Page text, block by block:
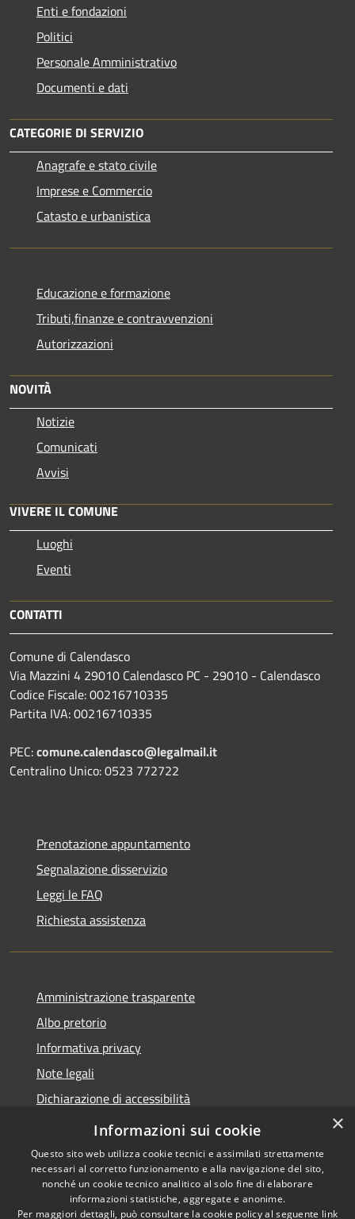
Enti e fondazioni
Politici
Personale Amministrativo
Documenti e dati
CATEGORIE DI SERVIZIO
Anagrafe e stato civile
Imprese e Commercio
Catasto e urbanistica
Educazione e formazione
Tributi,finanze e contravvenzioni
Autorizzazioni
NOVITÀ
Notizie
Comunicati
Avvisi
VIVERE IL COMUNE
Luoghi
Eventi
CONTATTI
Comune di Calendasco
Via Mazzini 4 29010 Calendasco PC - 29010 - Calendasco
Codice Fiscale: 00216710335
Partita IVA: 00216710335
PEC:comune.calendasco@legalmail.it
Centralino Unico: 0523 772722
Prenotazione appuntamento
Segnalazione disservizio
Leggi le FAQ
Richiesta assistenza
Amministrazione trasparente
Albo pretorio
Informativa privacy
Note legali
Dichiarazione di accessibilità
Piano di miglioramento del sito
Copyright © 2026 • Comune di
×
Informazioni sui cookie
Questo sito web utilizza cookie tecnici e assimilati strettamente
necessari al corretto funzionamento e alla navigazione del sito,
nonché un cookie tecnico analitico al solo fine di elaborare
informazioni statistiche, aggregate e anonime.
Per maggiori dettagli, può consultare la cookie policy al seguente link